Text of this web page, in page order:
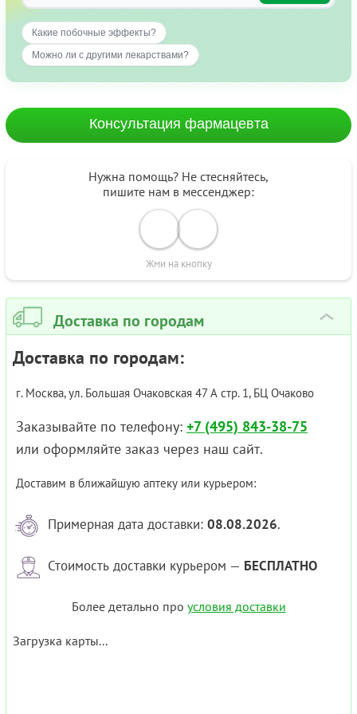
Какие побочные эффекты?
Можно ли с другими лекарствами?
Консультация фармацевта
Нужна помощь? Не стесняйтесь,
пишите нам в мессенджер:
Жми на кнопку
Доставка по городам ›
Доставка по городам:
г. Москва, ул. Большая Очаковская 47 А стр. 1, БЦ Очаково
Заказывайте по телефону: +7 (495) 843-38-75
или оформляйте заказ через наш сайт.
Доставим в ближайшую аптеку или курьером:
Примерная дата доставки: 08.08.2026.
Стоимость доставки курьером — БЕСПЛАТНО
Более детально про условия доставки
Загрузка карты...